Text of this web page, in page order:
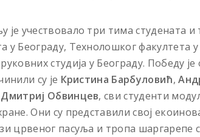
је учествовало три тима студената
у Београду, Технолошког факултета
студија у Београду. Победу
су је Кристина Барбуловић,
Дмитриј Обвинцев, сви студенти
Они су представили свој
црвеног пасуља и тропа